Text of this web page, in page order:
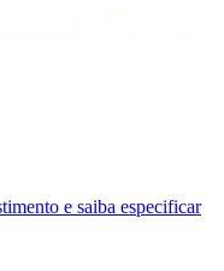
e saiba especificar